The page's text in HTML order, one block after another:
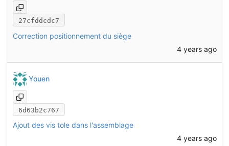
27cfddcdc7
Correction positionnement du siège
4 years ago
Youen
6d63b2c767
Ajout des vis tole dans l'assemblage
4 years ago